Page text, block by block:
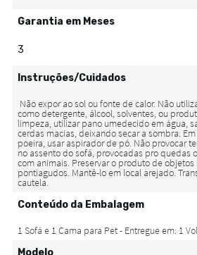
Garantia em Meses
3
Instruções/Cuidados
Conteúdo da Embalagem
Modelo